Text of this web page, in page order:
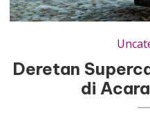
Deretan
di